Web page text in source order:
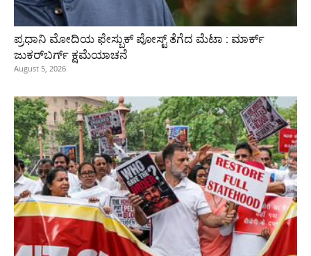
ಪ್ರಧಾನಿ ಮೋದಿಯ ಫೇಸ್ಬುಕ್‌ ಪೋಸ್ಟ್‌ ತೆಗೆದ ಮೆಟಾ : ಮಾರ್ಕ್
ಜುಕರ್‌ಬರ್ಗ್ ಕ್ಷಮೆಯಾಚನೆ
August 5, 2026